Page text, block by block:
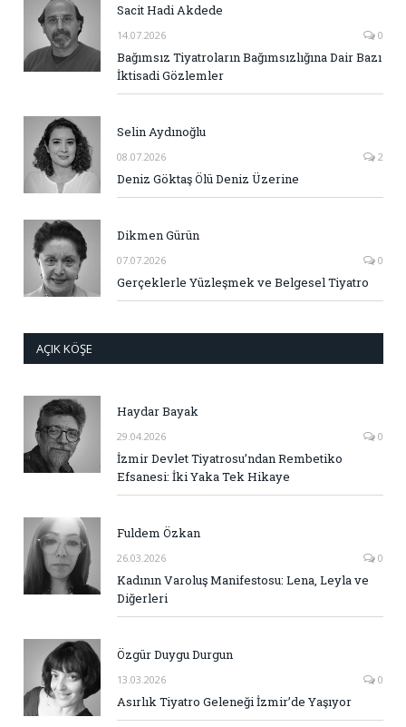
Sacit Hadi Akdede
14.07.2026 0
Bağımsız Tiyatroların Bağımsızlığına Dair Bazı
İktisadi Gözlemler
Selin Aydınoğlu
08.07.2026 2
Deniz Göktaş Ölü Deniz Üzerine
Dikmen Gürün
07.07.2026 0
Gerçeklerle Yüzleşmek ve Belgesel Tiyatro
AÇIK KÖŞE
Haydar Bayak
29.04.2026 0
İzmir Devlet Tiyatrosu’ndan Rembetiko
Efsanesi: İki Yaka Tek Hikaye
Fuldem Özkan
26.03.2026 0
Kadının Varoluş Manifestosu: Lena, Leyla ve
Diğerleri
Özgür Duygu Durgun
13.03.2026 0
Asırlık Tiyatro Geleneği İzmir’de Yaşıyor